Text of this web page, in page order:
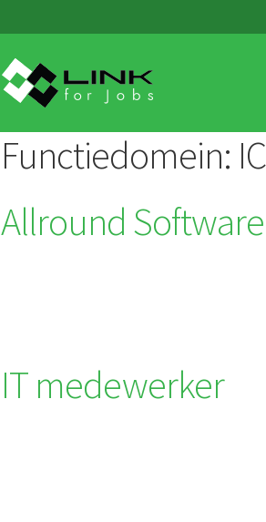
to
navigation
to
content
Functiedomein:
Allround
IT medewerker